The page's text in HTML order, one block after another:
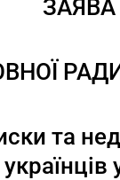
ЗАЯВА
та